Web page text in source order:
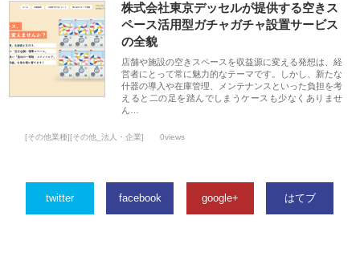
株式会社東京デッセルが提供する空きス
ペース活用型ガチャガチャ設置サービス
の全貌
店舗や施設の空きスペースを収益源に変える発想は、経
営者にとって常に魅力的なテーマです。しかし、新たな
什器の導入や在庫管理、メンテナンスといった負担を考
えると二の足を踏んでしまうケースも少なくありませ
ん…
[その他業種][その他_法人・企業] 0views
twitter facebook google+ はてブ